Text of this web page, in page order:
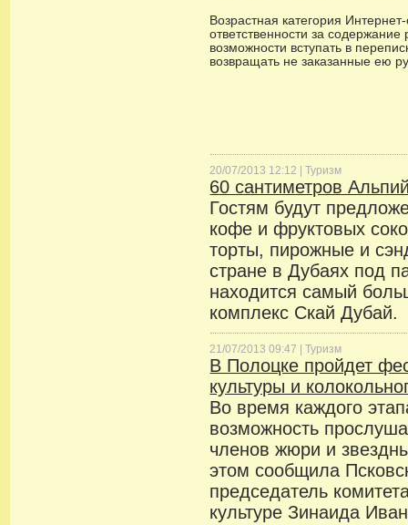
Возрастная категория
ответственности за
возможности вступать в
возвращать не заказанные ею
20/07/2013 12:12 |Туризм
60 сантиметров
Гостям будут
кофе и фруктовых
торты, пирожные и
стране в Дубаях под
находится самый
комплекс Скай Дубай.
21/07/2013 09:47 |Туризм
В Полоцке пройдет
культуры и
Во время каждого
возможность
членов жюри и
этом сообщила
председатель
культуре Зинаида